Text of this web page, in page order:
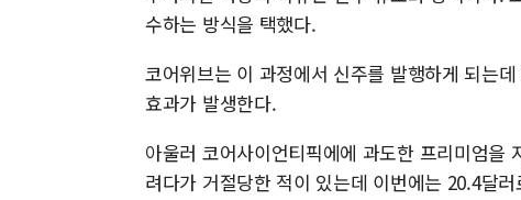
수하는 방식을 택했다.
코어위브는 이 과정에서 신주를 발행하게 되는
효과가 발생한다.
아울러 코어사이언티픽에에 과도한 프리미엄을
려다가 거절당한 적이 있는데 이번에는 20.4달